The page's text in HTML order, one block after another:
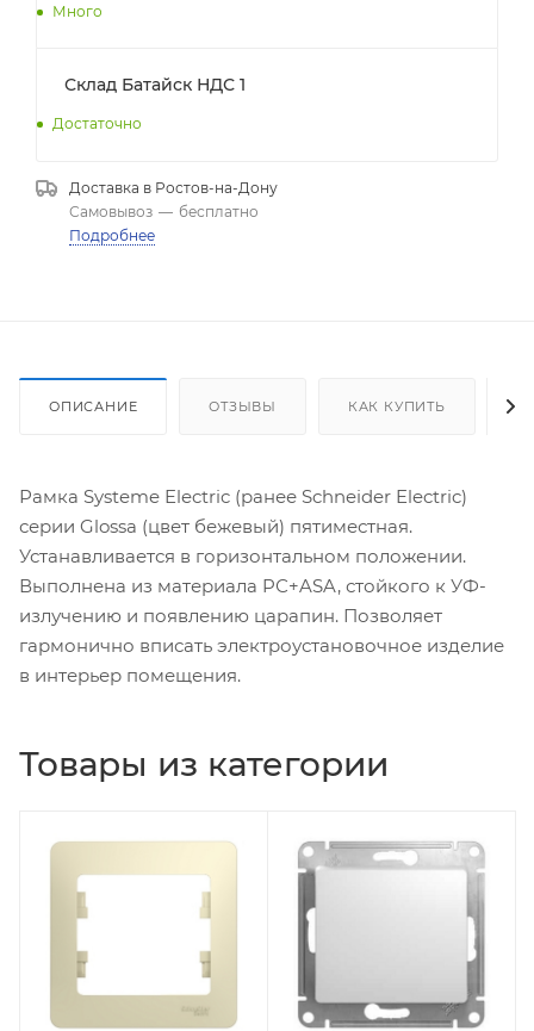
Много
Склад Батайск НДС 1
Достаточно
Доставка в Ростов-на-Дону
Самовывоз — бесплатно
Подробнее
ОПИСАНИЕ ОТЗЫВЫ КАК КУПИТЬ
Рамка Systeme Electric (ранее Schneider Electric)
серии Glossa (цвет бежевый) пятиместная.
Устанавливается в горизонтальном положении.
Выполнена из материала PС+ASA, стойкого к УФ-
излучению и появлению царапин. Позволяет
гармонично вписать электроустановочное изделие
в интерьер помещения.
Товары из категории